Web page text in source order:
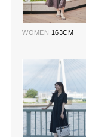
WOMEN 163CM